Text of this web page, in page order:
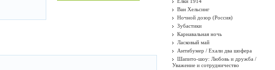
Ван Хельсинг
Ночной дозор (Россия)
Зубастики
Карнавальная ночь
Ласковый май
Антибумер / Ехали два шофера
Шапито-шоу: Любовь и дружба /
Уважение и сотрудничество